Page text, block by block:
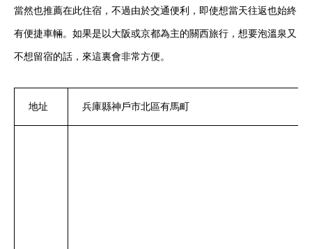
當然也推薦在此住宿，不過由於交通便利，即使想當天往返也始終
有便捷車輛。如果是以大阪或京都為主的關西旅行，想要泡溫泉又
不想留宿的話，來這裏會非常方便。
地址 兵庫縣神戶市北區有馬町